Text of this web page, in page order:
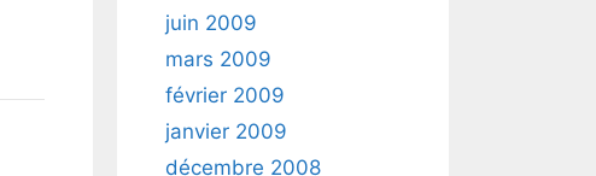
juin 2009
mars 2009
février 2009
janvier 2009
décembre 2008